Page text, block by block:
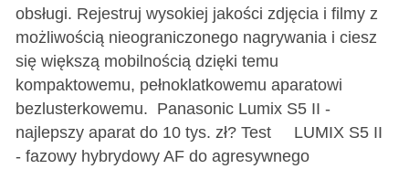
obsługi. Rejestruj wysokiej jakości zdjęcia i filmy z
możliwością nieograniczonego nagrywania i ciesz
się większą mobilnością dzięki temu
kompaktowemu, pełnoklatkowemu aparatowi
bezlusterkowemu. Panasonic Lumix S5 II -
najlepszy aparat do 10 tys. zł? Test LUMIX S5 II
- fazowy hybrydowy AF do agresywnego